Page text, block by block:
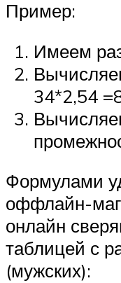
Пример:
Имеем
34*2,54
Формулами
оффлайн-
онлайн
таблицей с
(мужских):